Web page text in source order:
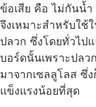
ข้อเสีย คือ ไม่กันน้ำ
จึงเหมาะสำหรับใช้
ปลวก ซึ่งโดยทั่วไป
บอร์ดนั้นเพราะปล
มาจากเซลลูโลส ซึ่
แข็งแรงน้อยที่สุด